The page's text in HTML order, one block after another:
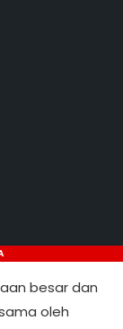
besar dan
oleh